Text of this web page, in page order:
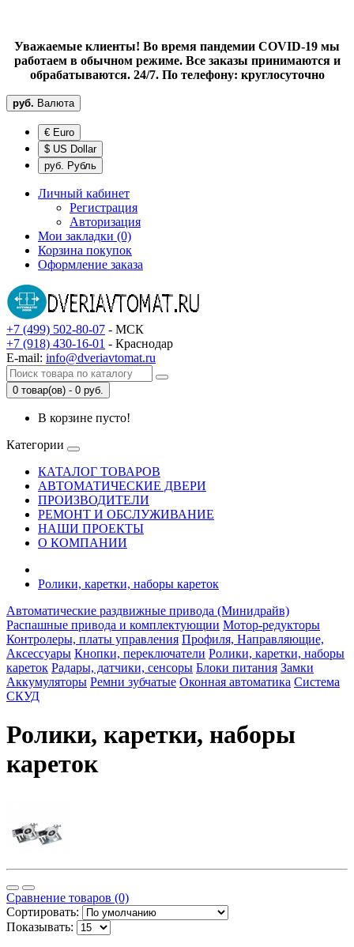
Уважаемые клиенты! Во время пандемии COVID-19 мы
работаем в обычном режиме. Все заказы принимаются и
обрабатываются. 24/7. По телефону: круглосуточно
руб. Валюта
€ Euro
$ US Dollar
руб. Рубль
Личный кабинет
Регистрация
Авторизация
Мои закладки (0)
Корзина покупок
Оформление заказа
+7 (499) 502-80-07 - МСК
+7 (918) 430-16-01 - Краснодар
E-mail: info@dveriavtomat.ru
0 товар(ов) - 0 руб.
В корзине пусто!
Категории
КАТАЛОГ ТОВАРОВ
АВТОМАТИЧЕСКИЕ ДВЕРИ
ПРОИЗВОДИТЕЛИ
РЕМОНТ И ОБСЛУЖИВАНИЕ
НАШИ ПРОЕКТЫ
О КОМПАНИИ
Ролики, каретки, наборы кареток
Автоматические раздвижные привода (Минидрайв)
Распашные привода и комплектующии Мотор-редукторы
Контролеры, платы управления Профиля, Направляющие,
Аксессуары Кнопки, переключатели Ролики, каретки, наборы
кареток Радары, датчики, сенсоры Блоки питания Замки
Аккумуляторы Ремни зубчатые Оконная автоматика Система
СКУД
Ролики, каретки, наборы
кареток
Сравнение товаров (0)
Сортировать:
Показывать: